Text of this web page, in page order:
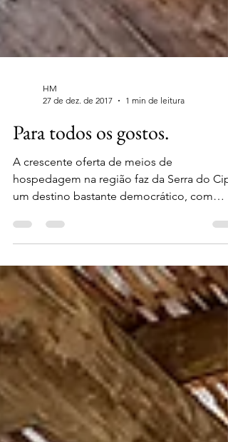
27 de dez. de 2017
1 min de leitura
Para todos os gostos.
A crescente oferta de meios de
um destino bastante democrático, com
opções para todos os...